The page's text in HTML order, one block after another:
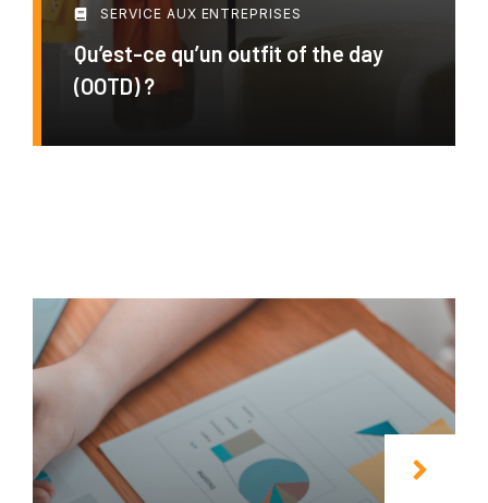
SERVICE AUX ENTREPRISES
Qu’est-ce qu’un outfit of the day
(OOTD) ?